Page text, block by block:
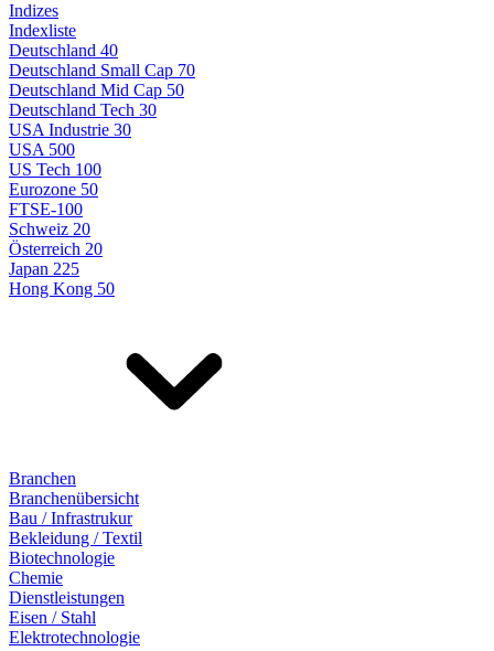
Indizes
Indexliste
Deutschland 40
Deutschland Small Cap 70
Deutschland Mid Cap 50
Deutschland Tech 30
USA Industrie 30
USA 500
US Tech 100
Eurozone 50
FTSE-100
Schweiz 20
Österreich 20
Japan 225
Hong Kong 50
Branchen
Branchenübersicht
Bau / Infrastrukur
Bekleidung / Textil
Biotechnologie
Chemie
Dienstleistungen
Eisen / Stahl
Elektrotechnologie